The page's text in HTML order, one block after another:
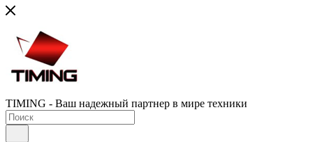
TIMING - Ваш надежный партнер в мире техники